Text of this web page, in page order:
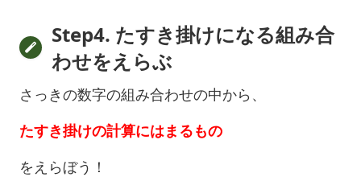
Step4. たすき掛けになる組み合
わせをえらぶ
さっきの数字の組み合わせの中から、
たすき掛けの計算にはまるもの
をえらぼう！